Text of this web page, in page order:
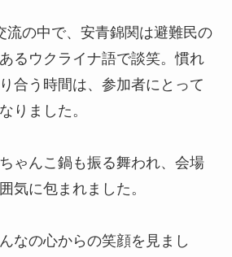
流の中で、安青錦関は避難民の
るウクライナ語で談笑。慣れ
合う時間は、参加者にとって
りました。
ゃんこ鍋も振る舞われ、会場
気に包まれました。
なの心からの笑顔を見まし